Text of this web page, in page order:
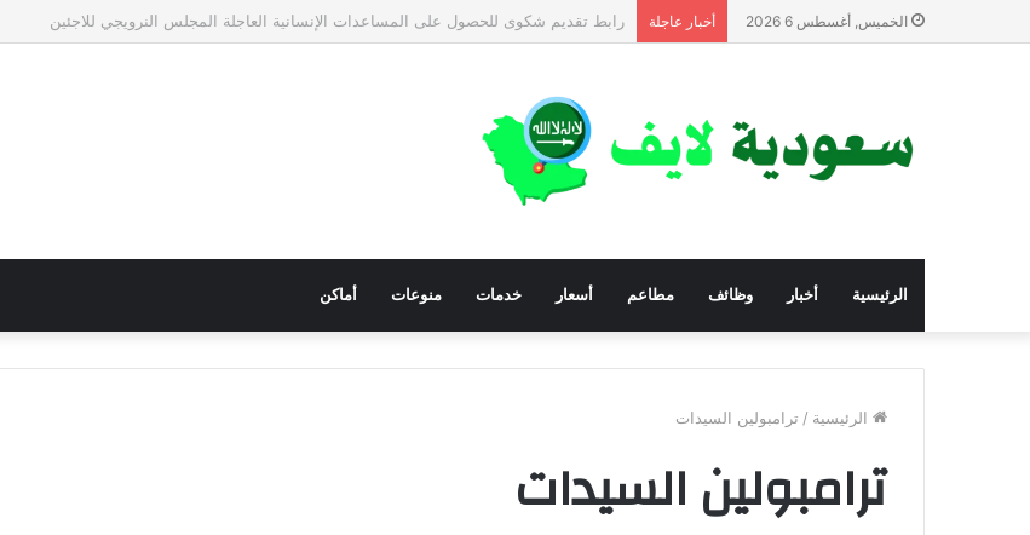
الخميس, أغسطس 6 2026 أخبار عاجلة أرقام المؤسسات والجمعيات في قطاع غزة للمساعدات الإنسانية العاجلة
الرئيسية أخبار وظائف مطاعم أسعار خدمات منوعات أماكن
الرئيسية / ترامبولين السيدات
ترامبولين السيدات